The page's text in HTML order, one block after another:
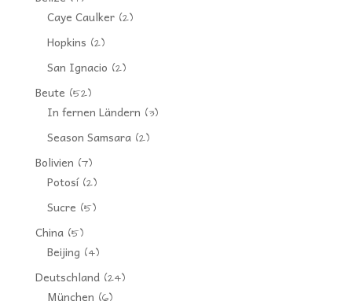
Caye Caulker(2)
Hopkins (2)
San Ignacio (2)
Beute (52)
In fernen Ländern (3)
Season Samsara(2)
Bolivien (7)
Potosí(2)
Sucre (5)
China(5)
Beijing (4)
Deutschland(24)
München (6)